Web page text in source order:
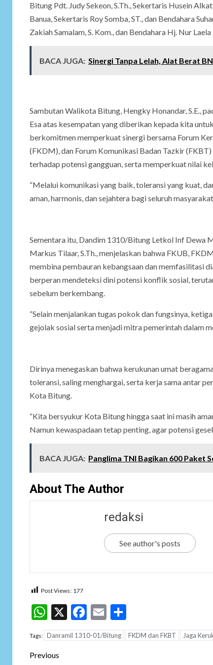
Bitung Pdt. Judy Sekeon, S.Th., Sekertaris Husein
Banua, Sekertaris Roy Somba, ST., dan Bendahara
Zakiah Samalam, S. Kom., dan Bendahara Hj. Nur
BACA JUGA: Sinergi Tanpa Lelah, Alat Berat
Sambutan Walikota Bitung, Hengky Honandar, S.E.,
Esa atas kesempatan yang diberikan kepada kita
berkomitmen memperkuat sinergi bersama Forum
(FKDM), dan Forum Komunikasi Badan Tazkir
terhadap potensi gangguan, serta memperkuat nilai
“Melalui komunikasi yang baik, toleransi yang kuat,
aman, harmonis, dan sejahtera bagi seluruh
Sementara itu, Dandim 1310/Bitung Letkol Inf Dewa
Markus Tilaar, S.Th., menjelaskan bahwa FKUB,
membina pembauran kebangsaan dan memfasilitasi
berperan mendeteksi dini potensi konflik sosial,
sebelum berkembang.
“Selain menjalankan tugas pokok dan fungsinya,
gejolak sosial serta menjadi mitra pemerintah dalam
Dirinya menegaskan bahwa kerukunan umat
toleransi, saling menghargai, serta kerja sama antar
Kota Bitung.
“Kita bersyukur Kota Bitung hingga saat ini masih
Namun kewaspadaan tetap penting, agar potensi
BACA JUGA: Panglima TNI Bagikan 600 Paket
About The Author
redaksi
See author's posts
Post Views: 177
WhatsApp
X Facebook
Email
Tags: Danramil 1310-01/Bitung FKDM dan FKBT Jaga
Post
Previous